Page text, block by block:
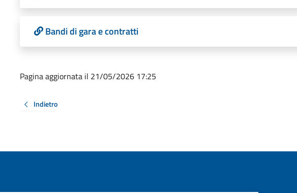
Bandi di gara e contratti
Pagina aggiornata il 21/05/2026 17:25
Indietro